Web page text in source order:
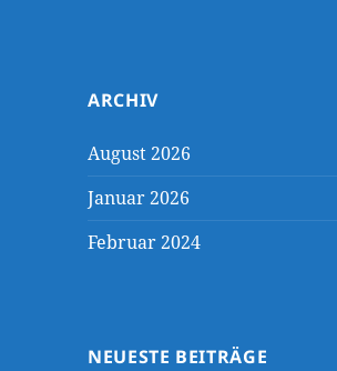
ARCHIV
August 2026
Januar 2026
Februar 2024
NEUESTE BEITRÄGE